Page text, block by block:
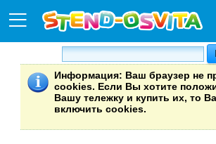
Информация: Ваш браузер не
cookies. Если Вы хотите
Вашу тележку и купить их, то
включить cookies.